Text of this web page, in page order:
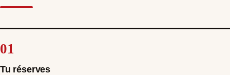
Tu réserves